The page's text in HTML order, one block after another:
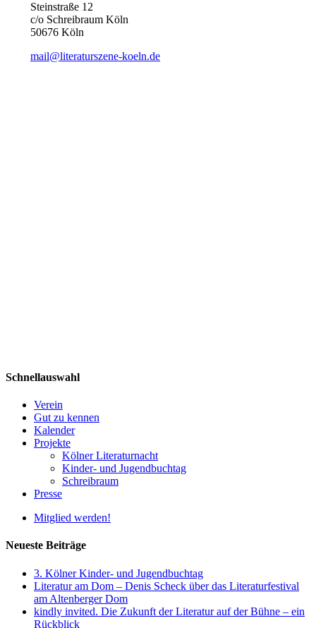
Steinstraße 12
c/o Schreibraum Köln
50676 Köln
mail@literaturszene-koeln.de
Schnellauswahl
Verein
Gut zu kennen
Kalender
Projekte
Kölner Literaturnacht
Kinder- und Jugendbuchtag
Schreibraum
Presse
Mitglied werden!
Neueste Beiträge
3. Kölner Kinder- und Jugendbuchtag
Literatur am Dom – Denis Scheck über das Literaturfestival
am Altenberger Dom
kindly invited. Die Zukunft der Literatur auf der Bühne – ein
Rückblick